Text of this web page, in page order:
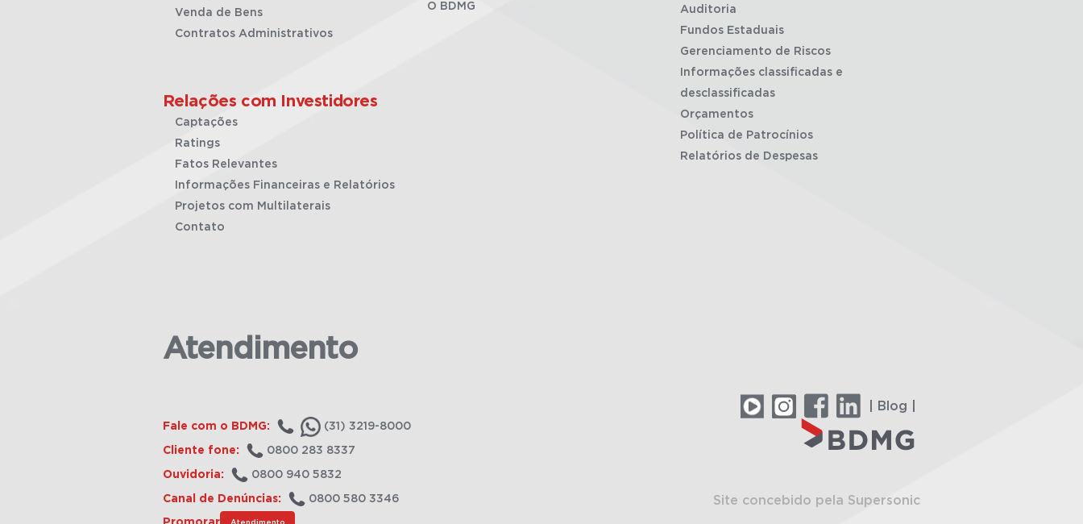
Venda de Bens
Contratos Administrativos
Relações com Investidores
Captações
Ratings
Fatos Relevantes
Informações Financeiras e Relatórios
Projetos com Multilaterais
Contato
O BDMG
Auditoria
Fundos Estaduais
Gerenciamento de Riscos
Informações classificadas e
desclassificadas
Orçamentos
Política de Patrocínios
Relatórios de Despesas
Atendimento
Fale com o BDMG: (31) 3219-8000
Cliente fone: 0800 283 8337
Ouvidoria: 0800 940 5832
Canal de Denúncias: 0800 580 3346
Atendimento
| Blog |
Site concebido pela Supersonic